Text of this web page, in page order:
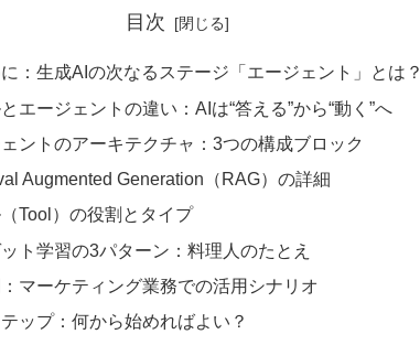
目次
：生成AIの次なるステージ「エージェント」とは？
エージェントの違い：AIは“答える”から“動く”へ
ントのアーキテクチャ：3つの構成ブロック
Augmented Generation（RAG）の詳細
Tool）の役割とタイプ
ト学習の3パターン：料理人のたとえ
マーケティング業務での活用シナリオ
ップ：何から始めればよい？